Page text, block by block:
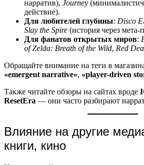
нарратив), Journey
действие).
Для любителей глубины: Disco
Slay the Spire (история через мета-
Для фанатов открытых миров:
of Zelda: Breath of the Wild, Red
Обращайте внимание на теги в
«emergent narrative», «player-driven
Также читайте обзоры на сайтах вроде
ResetEra — они часто разбирают
Влияние на другие
книги, кино